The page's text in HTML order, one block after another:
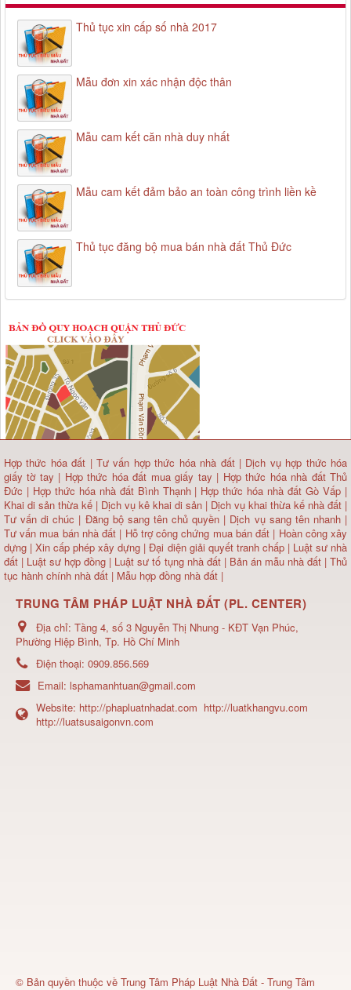
Thủ tục xin cấp số nhà 2017
Mẫu đơn xin xác nhận độc thân
Mẫu cam kết căn nhà duy nhất
Mẫu cam kết đảm bảo an toàn công trình liền kề
Thủ tục đăng bộ mua bán nhà đất Thủ Đức
Hợp thức hóa đất |Tư vấn hợp thức hóa nhà đất| Dịch vụ hợp thức hóa
giấy tờ tay | Hợp thức hóa đất mua giấy tay | Hợp thức hóa nhà đất Thủ
Đức | Hợp thức hóa nhà đất Bình Thạnh | Hợp thức hóa nhà đất Gò Vấp |
Khai di sản thừa kế | Dịch vụ kê khai di sản | Dịch vụ khai thừa kế nhà đất |
Tư vấn di chúc | Đăng bộ sang tên chủ quyền | Dịch vụ sang tên nhanh |
Tư vấn mua bán nhà đất | Hỗ trợ công chứng mua bán đất | Hoàn công xây
dựng | Xin cấp phép xây dựng |Đại diện giải quyết tranh chấp | Luật sư nhà
đất | Luật sư hợp đồng | Luật sư tố tụng nhà đất | Bản án mẫu nhà đất|Thủ
tục hành chính nhà đất | Mẫu hợp đồng nhà đất |
TRUNG TÂM PHÁP LUẬT NHÀ ĐẤT (PL. CENTER)
Địa chỉ: Tầng 4, số 3 Nguyễn Thị Nhung - KĐT Vạn Phúc,
Phường Hiệp Bình, Tp. Hồ Chí Minh
Điện thoại: 0909.856.569
Email: lsphamanhtuan@gmail.com
Website: http://phapluatnhadat.com http://luatkhangvu.com
http://luatsusaigonvn.com
© Bản quyền thuộc về Trung Tâm Pháp Luật Nhà Đất - Trung Tâm